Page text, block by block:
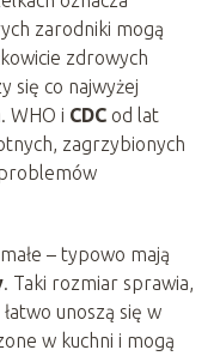
zarodniki mogą
zdrowych
się co najwyżej
WHO i CDCod lat
zagrzybionych
– typowo mają
. Taki rozmiar sprawia,
unoszą się w
w kuchni i mogą